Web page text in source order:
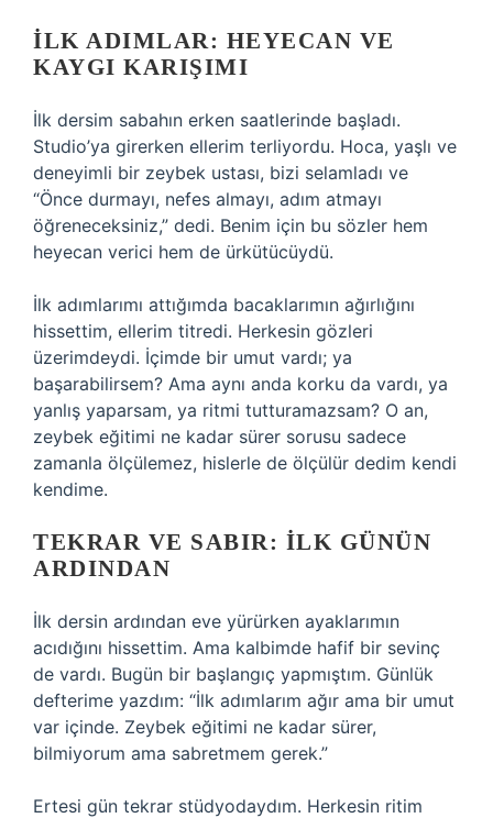
İLK ADIMLAR: HEYECAN VE
KAYGI KARIŞIMI
İlk dersim sabahın erken saatlerinde başladı.
Studio’ya girerken ellerim terliyordu. Hoca, yaşlı ve
deneyimli bir zeybek ustası, bizi selamladı ve
“Önce durmayı, nefes almayı, adım atmayı
öğreneceksiniz,” dedi. Benim için bu sözler hem
heyecan verici hem de ürkütücüydü.
İlk adımlarımı attığımda bacaklarımın ağırlığını
hissettim, ellerim titredi. Herkesin gözleri
üzerimdeydi. İçimde bir umut vardı; ya
başarabilirsem? Ama aynı anda korku da vardı, ya
yanlış yaparsam, ya ritmi tutturamazsam? O an,
zeybek eğitimi ne kadar sürer sorusu sadece
zamanla ölçülemez, hislerle de ölçülür dedim kendi
kendime.
TEKRAR VE SABIR: İLK GÜNÜN
ARDINDAN
İlk dersin ardından eve yürürken ayaklarımın
acıdığını hissettim. Ama kalbimde hafif bir sevinç
de vardı. Bugün bir başlangıç yapmıştım. Günlük
defterime yazdım: “İlk adımlarım ağır ama bir umut
var içinde. Zeybek eğitimi ne kadar sürer,
bilmiyorum ama sabretmem gerek.”
Ertesi gün tekrar stüdyodaydım. Herkesin ritim